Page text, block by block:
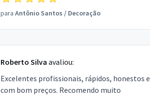
para Antônio Santos / Decoração
Roberto Silva avaliou:
Excelentes profissionais, rápidos, honestos e
com bom preços. Recomendo muito